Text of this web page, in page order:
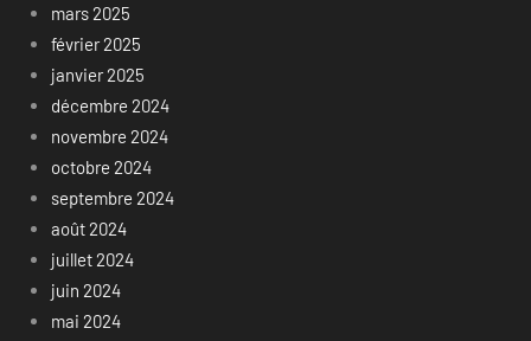
mars 2025
février 2025
janvier 2025
décembre 2024
novembre 2024
octobre 2024
septembre 2024
août 2024
juillet 2024
juin 2024
mai 2024